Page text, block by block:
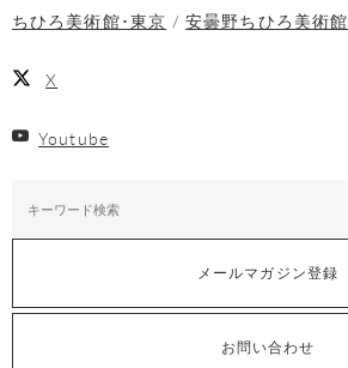
ちひろ美術館･東京
安曇野ちひろ美術館
X
Youtube
メールマガジン登録
お問い合わせ